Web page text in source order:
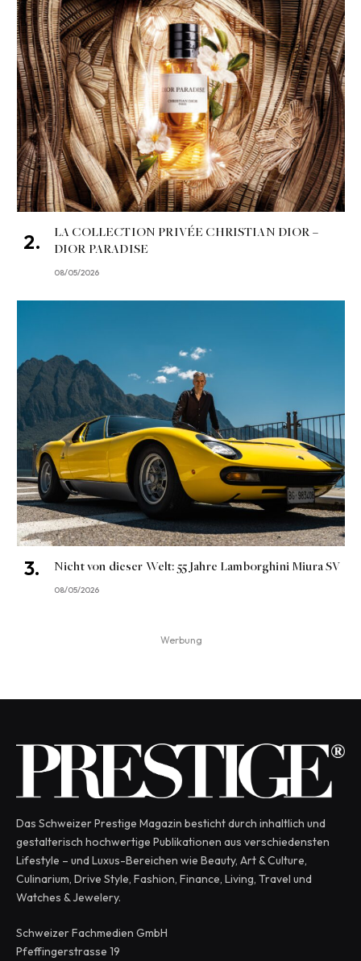
LA COLLECTION PRIVÉE CHRISTIAN DIOR –
DIOR PARADISE
08/05/2026
Nicht von dieser Welt: 55 Jahre Lamborghini Miura SV
08/05/2026
Werbung
Das Schweizer Prestige Magazin besticht durch inhaltlich und
gestalterisch hochwertige Publikationen aus verschiedensten
Lifestyle – und Luxus-Bereichen wie Beauty, Art & Culture,
Culinarium, Drive Style, Fashion, Finance, Living, Travel und
Watches & Jewelery.
Schweizer Fachmedien GmbH
Pfeffingerstrasse 19